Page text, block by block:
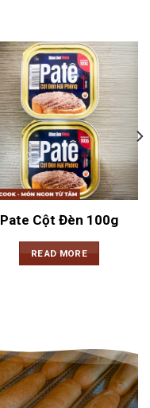
Pate Cột Đèn 100g
READ MORE